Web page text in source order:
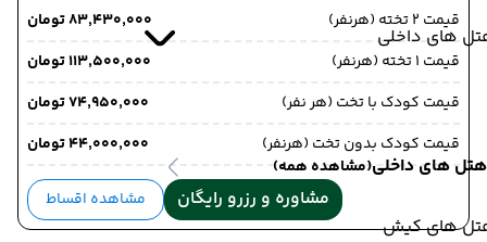
های داخلی
هتل های داخلی(مشاهده همه)
های کیش
قیمت 2 تخته (هرنفر)
۸۳٬۴۳۰٬۰۰۰ تومان
قیمت 1 تخته (هرنفر)
۱۱۳٬۵۰۰٬۰۰۰ تومان
قیمت کودک با تخت (هر نفر)
۷۴٬۹۵۰٬۰۰۰ تومان
قیمت کودک بدون تخت (هرنفر)
۴۴٬۰۰۰٬۰۰۰ تومان
مشاوره و رزرو رایگان مشاهده اقساط